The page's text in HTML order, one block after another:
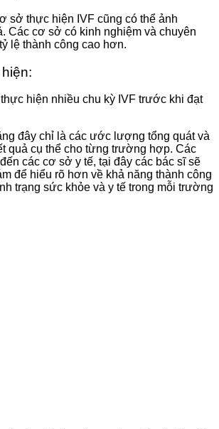
sở thực hiện IVF cũng có thể ảnh
Các cơ sở có kinh nghiệm và chuyên
lệ thành công cao hơn.
hiện nhiều chu kỳ IVF trước khi đạt
đây chỉ là các ước lượng tổng quát và
quả cụ thể cho từng trường hợp. Các
các cơ sở y tế, tại đây các bác sĩ sẽ
để hiểu rõ hơn về khả năng thành công
trạng sức khỏe và y tế trong mỗi trường